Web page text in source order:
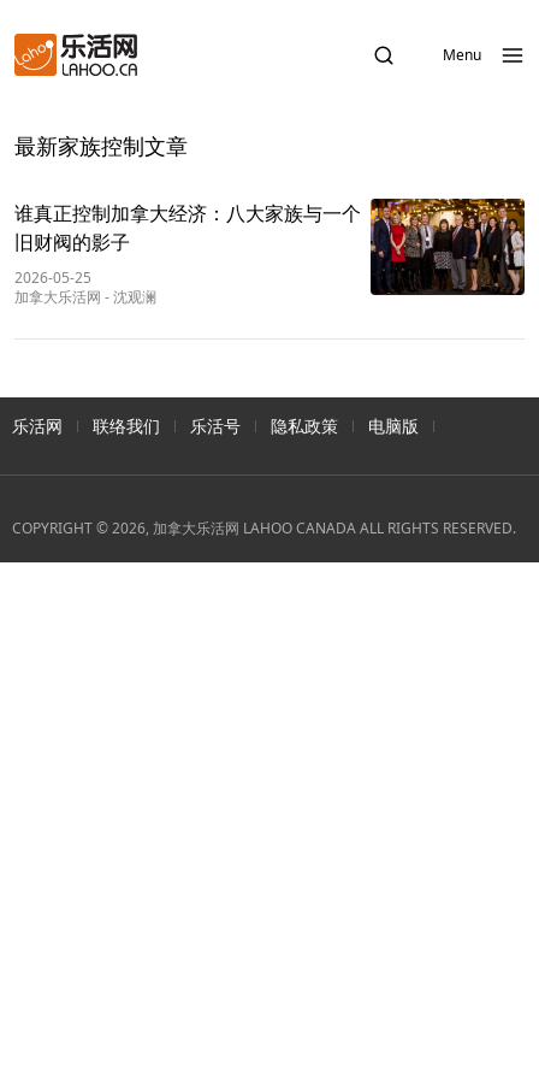
Menu
最新家族控制文章
谁真正控制加拿大经济：八大家族与一个
旧财阀的影子
2026-05-25
加拿大乐活网 -沈观澜
乐活网 联络我们 乐活号 隐私政策 电脑版
COPYRIGHT © 2026, 加拿大乐活网 LAHOO CANADA ALL RIGHTS RESERVED.